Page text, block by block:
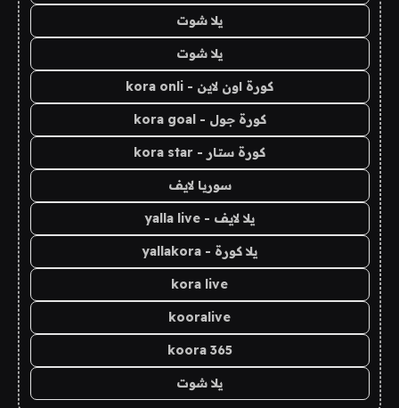
يلا شوت
يلا شوت
كورة اون لاين - kora onli
كورة جول - kora goal
كورة ستار - kora star
سوريا لايف
يلا لايف - yalla live
يلا كورة - yallakora
kora live
kooralive
koora 365
يلا شوت